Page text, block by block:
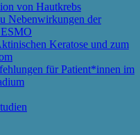
von Hautkrebs
Nebenwirkungen der
Keratose und zum
für Patient*innen im